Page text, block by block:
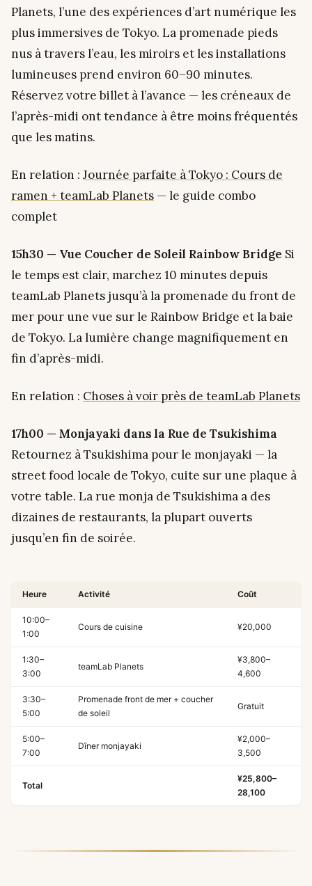
Planets, l’une des expériences d’art numérique les
plus immersives de Tokyo. La promenade pieds
nus à travers l’eau, les miroirs et les installations
lumineuses prend environ 60–90 minutes.
Réservez votre billet à l’avance — les créneaux de
l’après-midi ont tendance à être moins fréquentés
que les matins.
En relation : Journée parfaite à Tokyo : Cours de
ramen + teamLab Planets — le guide combo
complet
15h30 — Vue Coucher de Soleil Rainbow Bridge Si
le temps est clair, marchez 10 minutes depuis
teamLab Planets jusqu’à la promenade du front de
mer pour une vue sur le Rainbow Bridge et la baie
de Tokyo. La lumière change magnifiquement en
fin d’après-midi.
En relation : Choses à voir près de teamLab Planets
17h00 — Monjayaki dans la Rue de Tsukishima
Retournez à Tsukishima pour le monjayaki — la
street food locale de Tokyo, cuite sur une plaque à
votre table. La rue monja de Tsukishima a des
dizaines de restaurants, la plupart ouverts
jusqu’en fin de soirée.
Heure Activité Coût
10:00–
1:00
Cours de cuisine ¥20,000
1:30–
3:00
teamLab Planets
¥3,800–
4,600
3:30–
5:00
Promenade front de mer + coucher
de soleil
Gratuit
5:00–
7:00
Dîner monjayaki
¥2,000–
3,500
Total
¥25,800–
28,100